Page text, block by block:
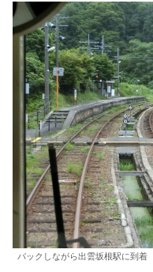
バックしながら出雲坂根駅に到着